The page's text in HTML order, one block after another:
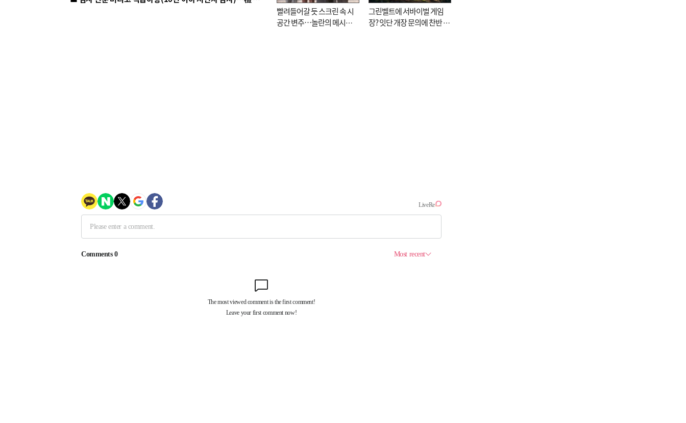
빨려들어갈 듯 스크린 속 시
공간 변주…놀란의 메시지
그린벨트에 서바이벌 게임
장? 잇단 개장 문의에 찬반 논